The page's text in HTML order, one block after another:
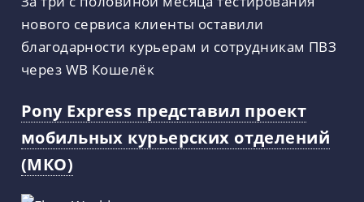
нового сервиса клиенты оставили
благодарности курьерам и сотрудникам ПВЗ
через WB Кошелёк
Pony Express представил проект
мобильных курьерских отделений
(МКО)